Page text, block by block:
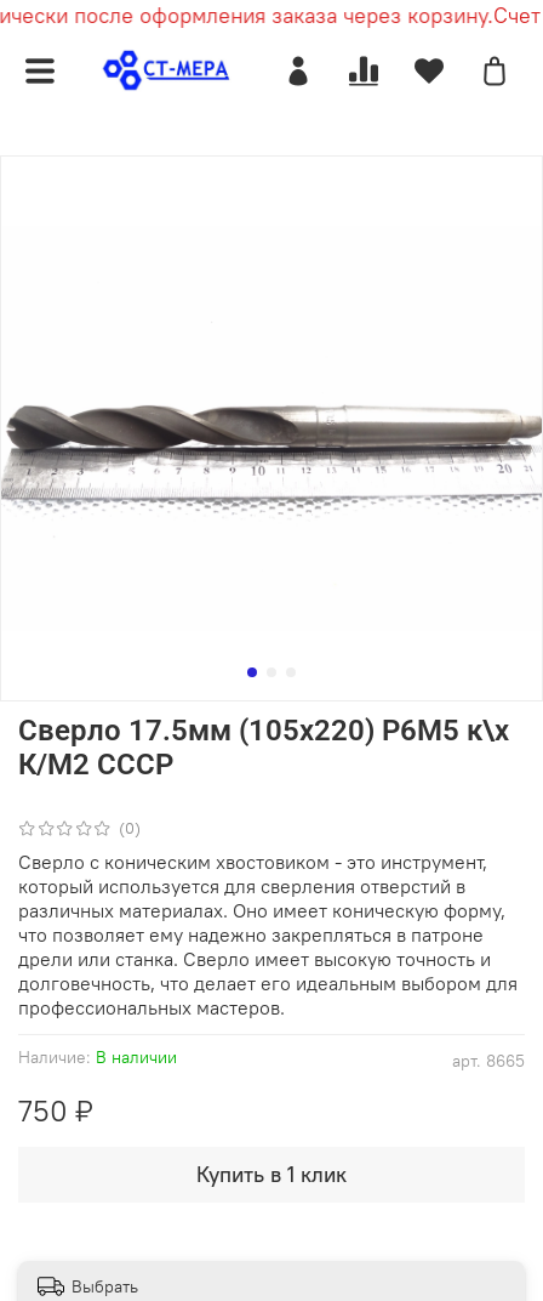
после оформления заказа через корзину.Счет
(0)
арт. 8665
Наличие: В наличии
Сверло 17.5мм (105х220) Р6М5 к\х
К/М2 СССР
750 ₽
Купить в 1 клик
Сверло с коническим хвостовиком - это инструмент,
который используется для сверления отверстий в
различных материалах. Оно имеет коническую форму,
что позволяет ему надежно закрепляться в патроне
дрели или станка. Сверло имеет высокую точность и
долговечность, что делает его идеальным выбором для
профессиональных мастеров.
Выбрать